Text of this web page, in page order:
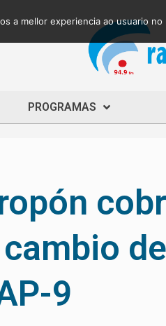
PROGRAMAS
9
a mellor experiencia ao usuario